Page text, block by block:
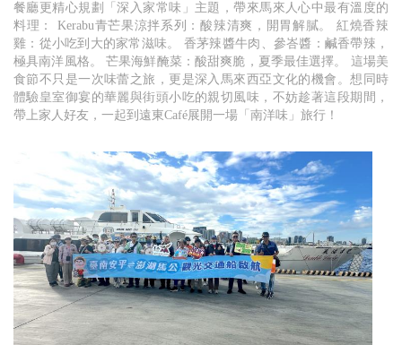
餐廳更精心規劃「深入家常味」主題，帶來馬來人心中最有溫度的
料理： Kerabu青芒果涼拌系列：酸辣清爽，開胃解膩。 紅燒香辣
雞：從小吃到大的家常滋味。 香茅辣醬牛肉、參峇醬：鹹香帶辣，
極具南洋風格。 芒果海鮮醃菜：酸甜爽脆，夏季最佳選擇。 這場美
食節不只是一次味蕾之旅，更是深入馬來西亞文化的機會。想同時
體驗皇室御宴的華麗與街頭小吃的親切風味，不妨趁著這段期間，
帶上家人好友，一起到遠東Café展開一場「南洋味」旅行！